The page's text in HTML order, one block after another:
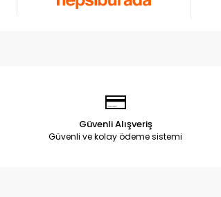
Güvenli Alışveriş
Güvenli ve kolay ödeme sistemi